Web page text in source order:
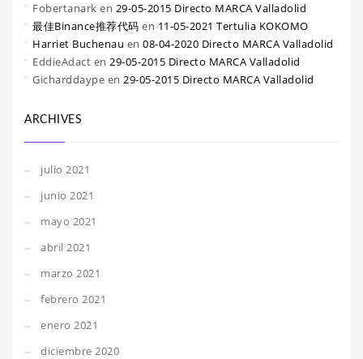
Fobertanark en 29-05-2015 Directo MARCA Valladolid
最佳Binance推荐代码 en 11-05-2021 Tertulia KOKOMO
Harriet Buchenau en 08-04-2020 Directo MARCA Valladolid
EddieAdact en 29-05-2015 Directo MARCA Valladolid
Gicharddaype en 29-05-2015 Directo MARCA Valladolid
ARCHIVES
julio 2021
junio 2021
mayo 2021
abril 2021
marzo 2021
febrero 2021
enero 2021
diciembre 2020